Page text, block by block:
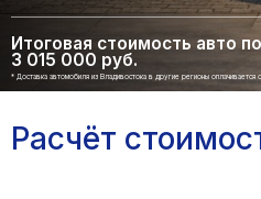
Итоговая стоимость авто
3 015 000 руб.
* Доставка автомобиля из Владивостока в другие регионы
Расчёт